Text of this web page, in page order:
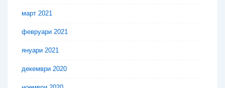
март 2021
февруари 2021
януари 2021
декември 2020